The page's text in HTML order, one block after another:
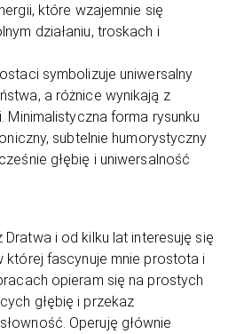
które wzajemnie się
działaniu, troskach i
symbolizuje uniwersalny
a różnice wynikają z
forma rysunku
subtelnie humorystyczny
głębię i uniwersalność
i od kilku lat interesuję się
której fascynuje mnie prostota i
opieram się na prostych
głębię i przekaz
Operuję głównie